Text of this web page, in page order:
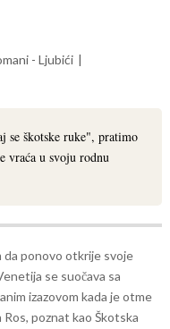
- Ljubići
se škotske ruke", pratimo
vraća u svoju rodnu
da ponovo otkrije svoje
se suočava sa
izazovom kada je otme
Ros, poznat kao Škotska